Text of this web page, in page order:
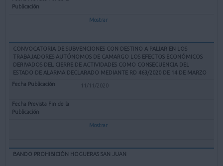
Mostrar
CONVOCATORIA DE SUBVENCIONES CON DESTINO A PALIAR EN LOS
TRABAJADORES AUTÓNOMOS DE CAMARGO LOS EFECTOS ECONÓMICOS
DERIVADOS DEL CIERRE DE ACTIVIDADES COMO CONSECUENCIA DEL
ESTADO DE ALARMA DECLARADO MEDIANTE RD 463/2020 DE 14 DE MARZO
11/11/2020
Mostrar
BANDO PROHIBICIÓN HOGUERAS SAN JUAN